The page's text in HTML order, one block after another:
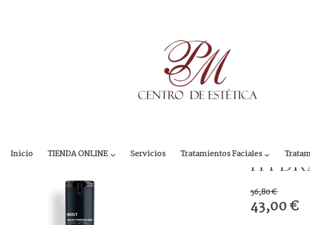
Inicio TIENDA ONLINE Servicios Tratamientos Faciales
NICELY SKINCARE HYDRATION SERUM
56,80 €
43,00 €